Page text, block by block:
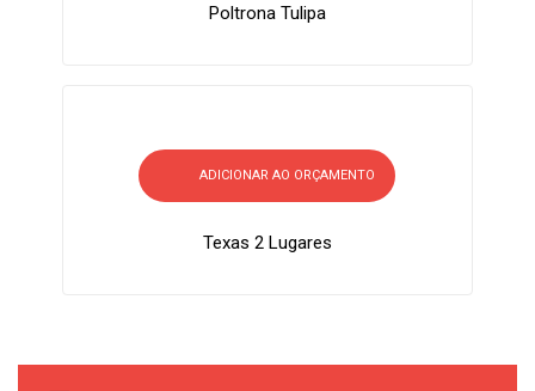
Poltrona Tulipa
ADICIONAR AO ORÇAMENTO
Texas 2 Lugares